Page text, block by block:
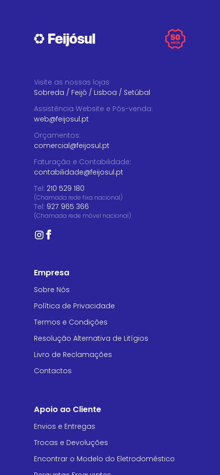
Visite as nossas lojas
Sobreda / Feijó / Lisboa / Setúbal
Assistência Website e Pós-venda:
web@feijosul.pt
Orçamentos:
comercial@feijosul.pt
Faturação e Contabilidade:
contabilidade@feijosul.pt
Tel: 210 529 180
(Chamada rede fixa nacional)
Tel: 927 965 366
(Chamada rede móvel nacional)
Empresa
Sobre Nós
Política de Privacidade
Termos e Condições
Resolução Alternativa de Litígios
Livro de Reclamações
Contactos
Apoio ao Cliente
Envios e Entregas
Trocas e Devoluções
Encontrar o Modelo do Eletrodoméstico